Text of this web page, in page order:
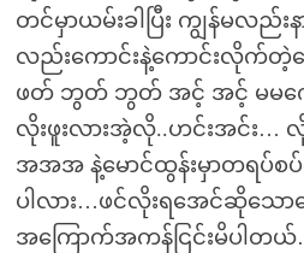
တင်မှာယမ်းခါပြီး ကျွန်မလည်း
လည်းကောင်းနဲ့ကောင်းလိုက်တဲ့
ဖတ် ဘွတ် ဘွတ် အင့် အင့် မမကော
လိုးဖူးလားအဲ့လို..ဟင်းအင်း…
အအအ နဲ့မောင်ထွန်းမှာတရပ်စ
ပါလား…ဖင်လိုးရအေင်ဆိုသောက
အကြောက်အကန်ငြင်းမိပါတယ်…